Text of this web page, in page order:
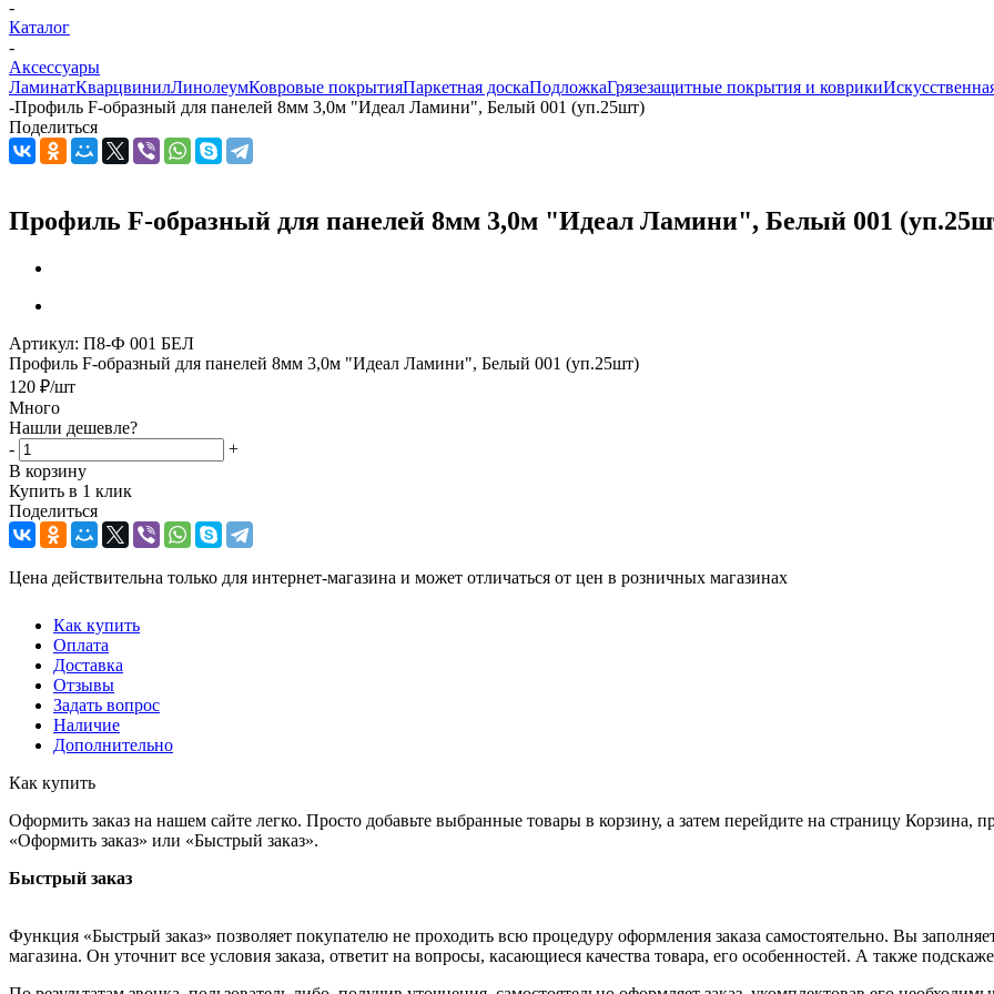
-
Каталог
-
Аксессуары
ЛаминатКварцвинилЛинолеумКовровые покрытияПаркетная доскаПодложкаГрязезащитные покрытия и коврики
-Профиль F-образный для панелей 8мм 3,0м "Идеал Ламини", Белый 001 (уп.25шт)
Поделиться
Профиль F-образный для панелей 8мм 3,0м "Идеал Ламини", Белый 001
Артикул: П8-Ф 001 БЕЛ
Профиль F-образный для панелей 8мм 3,0м "Идеал Ламини", Белый 001 (уп.25шт)
120 ₽/шт
Много
Нашли дешевле?
-
+
В корзину
Купить в 1 клик
Поделиться
Цена действительна только для интернет-магазина и может отличаться от цен в розничных магазинах
Как купить
Оплата
Доставка
Отзывы
Задать вопрос
Наличие
Дополнительно
Как купить
Оформить заказ на нашем сайте легко. Просто добавьте выбранные товары в корзину, а затем перейдите на страницу Корзина,
«Оформить заказ» или «Быстрый заказ».
Быстрый заказ
Функция «Быстрый заказ» позволяет покупателю не проходить всю процедуру оформления заказа самостоятельно. Вы
магазина. Он уточнит все условия заказа, ответит на вопросы, касающиеся качества товара, его особенностей. А также